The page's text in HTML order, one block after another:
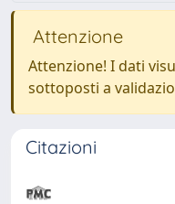
Attenzione
Attenzione! I dati
sottoposti a
Citazioni